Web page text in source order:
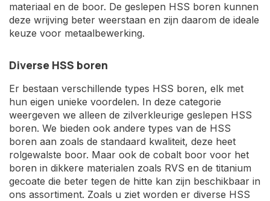
materiaal en de boor. De geslepen HSS boren kunnen
deze wrijving beter weerstaan en zijn daarom de ideale
keuze voor metaalbewerking.
Diverse HSS boren
Er bestaan verschillende types HSS boren, elk met
hun eigen unieke voordelen. In deze categorie
weergeven we alleen de zilverkleurige geslepen HSS
boren. We bieden ook andere types van de HSS
boren aan zoals de standaard kwaliteit, deze heet
rolgewalste boor. Maar ook de cobalt boor voor het
boren in dikkere materialen zoals RVS en de titanium
gecoate die beter tegen de hitte kan zijn beschikbaar in
ons assortiment. Zoals u ziet worden er diverse HSS